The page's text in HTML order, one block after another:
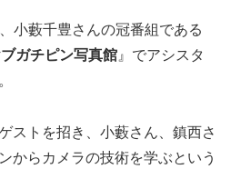
小藪千豊さんの冠番組である
ガチピン写真館 』でアシスタ
ストを招き、小藪さん、鎮西さ
からカメラの技術を学ぶという